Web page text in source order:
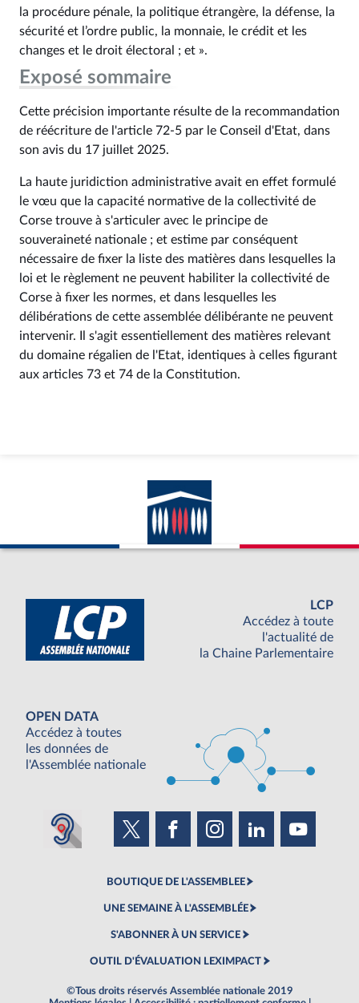
la procédure pénale, la politique étrangère, la défense, la
sécurité et l’ordre public, la monnaie, le crédit et les
changes et le droit électoral ; et ».
Exposé sommaire
Cette précision importante résulte de la recommandation
de réécriture de l'article 72-5 par le Conseil d'Etat, dans
son avis du 17 juillet 2025.
La haute juridiction administrative avait en effet formulé
le vœu que la capacité normative de la collectivité de
Corse trouve à s'articuler avec le principe de
souveraineté nationale ; et estime par conséquent
nécessaire de fixer la liste des matières dans lesquelles la
loi et le règlement ne peuvent habiliter la collectivité de
Corse à fixer les normes, et dans lesquelles les
délibérations de cette assemblée délibérante ne peuvent
intervenir. Il s'agit essentiellement des matières relevant
du domaine régalien de l'Etat, identiques à celles figurant
aux articles 73 et 74 de la Constitution.
LCP
Accédez à toute
l'actualité de
la Chaine Parlementaire
OPEN DATA
Accédez à toutes
les données de
l'Assemblée nationale
BOUTIQUE DE L'ASSEMBLEE
UNE SEMAINE À L'ASSEMBLÉE
S'ABONNER À UN SERVICE
OUTIL D'ÉVALUATION LEXIMPACT
©Tous droits réservés Assemblée nationale 2019